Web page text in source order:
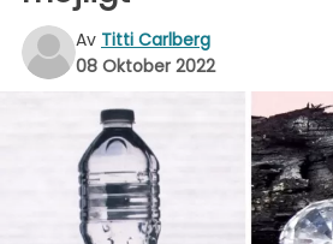
Av Titti Carlberg
08 Oktober 2022